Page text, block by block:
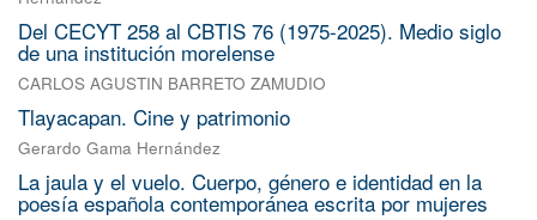
Del CECYT 258 al CBTIS 76 (1975-2025). Medio siglo
de una institución morelense
CARLOS AGUSTIN BARRETO ZAMUDIO
Tlayacapan. Cine y patrimonio
Gerardo Gama Hernández
La jaula y el vuelo. Cuerpo, género e identidad en la
poesía española contemporánea escrita por mujeres